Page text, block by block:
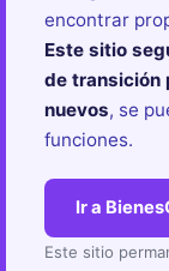
encontrar
Este sitio
de transición
nuevos, se
funciones.
Ir a
Este sitio